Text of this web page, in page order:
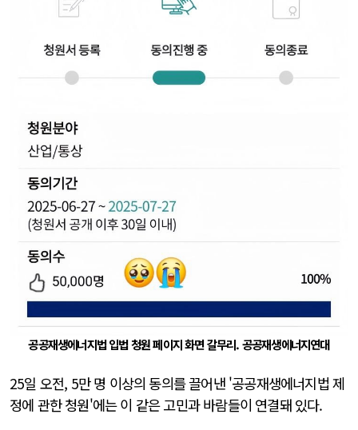
공공재생에너지법 입법 청원 페이지 화면 갈무리. 공공재생에너지연대
25일 오전, 5만 명 이상의 동의를 끌어낸 '공공재생에너지법 제
정에 관한 청원'에는 이 같은 고민과 바람들이 연결돼 있다.